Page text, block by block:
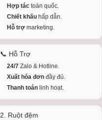
Hợp tác toàn quốc.
Chiết khấu hấp dẫn.
Hỗ trợ marketing.
📞 Hỗ Trợ
24/7 Zalo & Hotline.
Xuất hóa đơn đầy đủ.
Thanh toán linh hoạt.
2. Ruột đệm